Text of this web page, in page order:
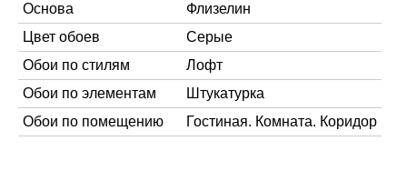
Основа
Флизелин
Цвет обоев
Серые
Обои по стилям
Лофт
Обои по элементам
Штукатурка
Обои по помещению
Гостиная. Комната. Коридор